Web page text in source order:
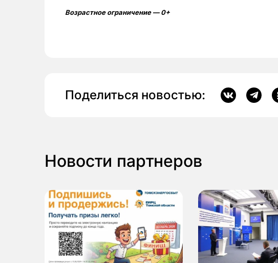
Возрастное ограничение — 0+
Поделиться новостью:
Новости партнеров